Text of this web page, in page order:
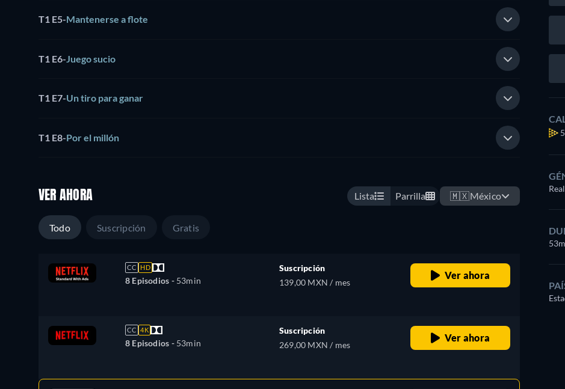
T1 E5-Mantenerse a flote
T1 E6-Juego sucio
T1 E7-Un tiro para ganar
T1 E8-Por el millón
VER AHORA Lista Parrilla 🇲🇽México
Todo Suscripción Gratis
CC HD
8 Episodios - 53min
Suscripción
139,00 MXN / mes
Ver ahora
CC 4K
8 Episodios - 53min
Suscripción
269,00 MXN / mes
Ver ahora